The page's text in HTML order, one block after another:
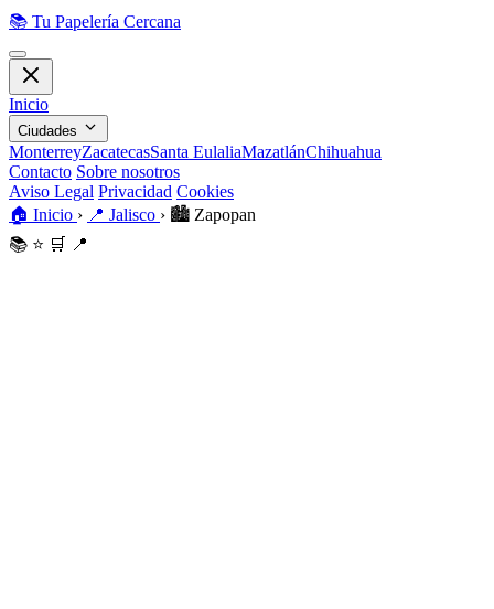
📚 Tu Papelería Cercana
Inicio
Ciudades
MonterreyZacatecasSanta EulaliaMazatlánChihuahua
Contacto Sobre nosotros
Aviso Legal Privacidad Cookies
🏠 Inicio › 📍 Jalisco › 🏙️ Zapopan
📚 ⭐ 🛒 📍